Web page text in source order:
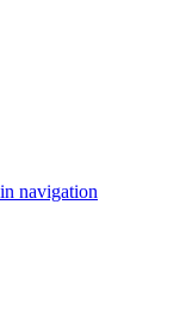
navigation